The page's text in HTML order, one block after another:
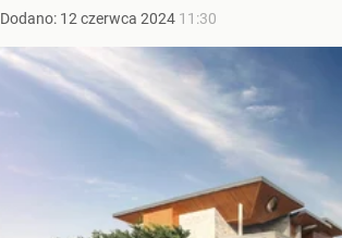
Dodano: 12 czerwca 2024 11:30